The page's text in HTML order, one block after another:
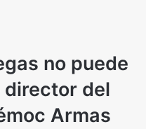
no puede
director del
Armas